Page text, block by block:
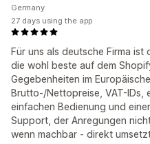
Für uns als deutsche Firma ist
die wohl beste auf dem
Gegebenheiten im
Brutto-/Nettopreise, VAT-IDs,
einfachen Bedienung und
Support, der Anregungen
wenn machbar - direkt
Germany
27 days using the app